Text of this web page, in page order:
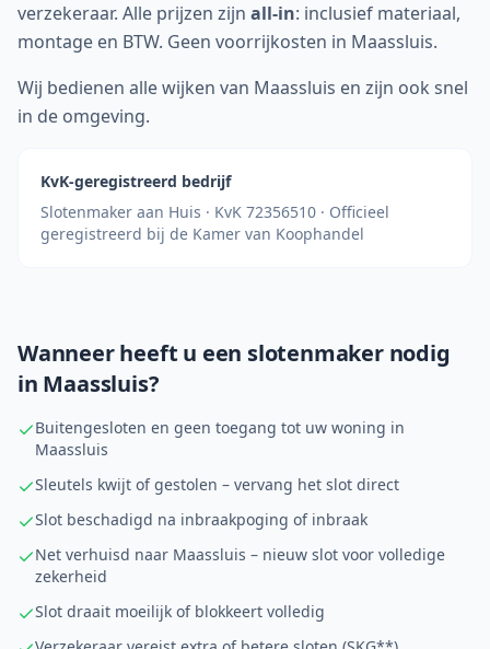
verzekeraar. Alle prijzen zijn all-in: inclusief materiaal,
montage en BTW. Geen voorrijkosten in Maassluis.
Wij bedienen alle wijken van Maassluis en zijn ook snel
in de omgeving.
KvK-geregistreerd bedrijf
Slotenmaker aan Huis · KvK 72356510 · Officieel
geregistreerd bij de Kamer van Koophandel
Wanneer heeft u een slotenmaker nodig
in Maassluis?
Buitengesloten en geen toegang tot uw woning in
Maassluis
Sleutels kwijt of gestolen – vervang het slot direct
Slot beschadigd na inbraakpoging of inbraak
Net verhuisd naar Maassluis – nieuw slot voor volledige
zekerheid
Slot draait moeilijk of blokkeert volledig